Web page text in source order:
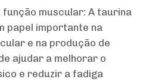
muscular: A taurina
papel importante na
e na produção de
ajudar a melhorar o
e reduzir a fadiga